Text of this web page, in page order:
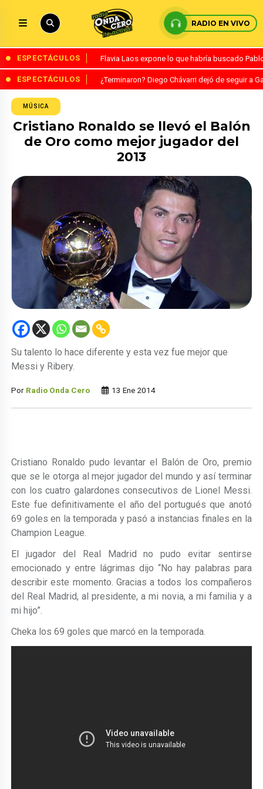
RADIO EN VIVO
ESPECTÁCULOS Flavia Laos expone lo que habría buscado
ESPECTÁCULOS ¿Terminaron? Diego Chávarri dejó de seguir a
MÚSICA
Cristiano Ronaldo se llevó el Balón
de Oro como mejor jugador del
2013
Su talento lo hace diferente y esta vez fue mejor que
Messi y Ribery.
Por Radio Onda Cero 13 Ene 2014
Cristiano Ronaldo pudo levantar el Balón de Oro, premio
que se le otorga al mejor jugador del mundo y así terminar
con los cuatro galardones consecutivos de Lionel Messi.
Este fue definitivamente el año del portugués que anotó
69 goles en la temporada y pasó a instancias finales en la
Champion League.
El jugador del Real Madrid no pudo evitar sentirse
emocionado y entre lágrimas dijo “No hay palabras para
describir este momento. Gracias a todos los compañeros
del Real Madrid, al presidente, a mi novia, a mi familia y a
mi hijo”.
Cheka los 69 goles que marcó en la temporada.